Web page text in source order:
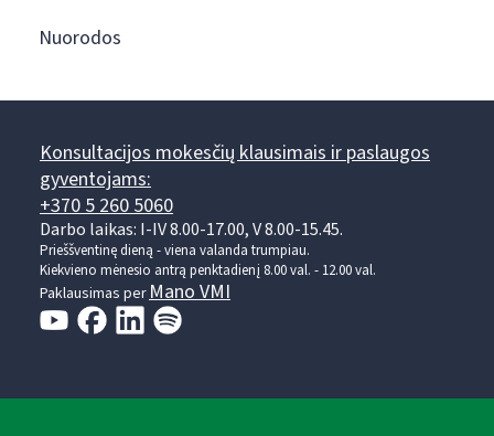
Nuorodos
Konsultacijos mokesčių klausimais ir paslaugos
gyventojams:
+370 5 260 5060
Darbo laikas: I-IV 8.00-17.00, V 8.00-15.45.
Prieššventinę dieną - viena valanda trumpiau.
Kiekvieno mėnesio antrą penktadienį 8.00 val. - 12.00 val.
Paklausimas perMano VMI